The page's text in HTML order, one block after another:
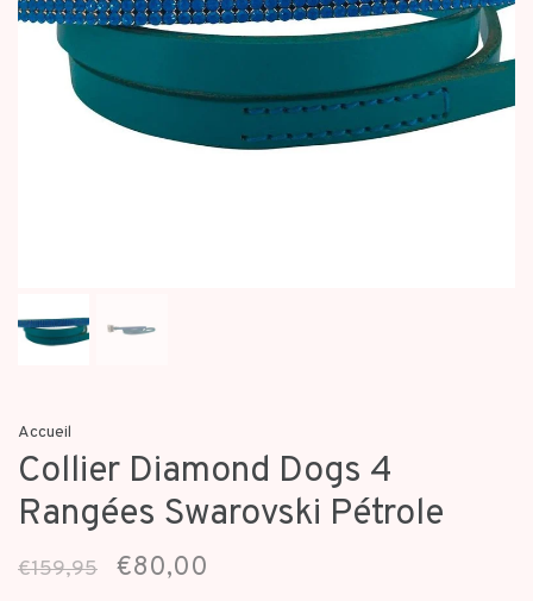
Accueil
Collier Diamond Dogs 4
Rangées Swarovski Pétrole
€159,95 €80,00